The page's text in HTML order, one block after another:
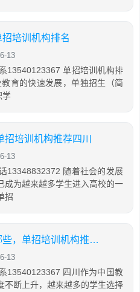
培训机构排名
13
13540123367 单招培训机构排
育的快速发展，单独招生（简
学
培训机构推荐四川
13
13348832372 随着社会的发展
成为越来越多学生进入高校的一
招
单招培训机构推荐四川有哪些，单招培训机构推荐四川有哪些地方
13
13540123367 四川作为中国教
不断上升，越来越多的学生选择